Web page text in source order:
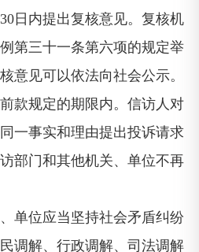
日内提出复核意见。复核机
第三十一条第六项的规定举
意见可以依法向社会公示。
款规定的期限内。信访人对
一事实和理由提出投诉请求
部门和其他机关、单位不再
单位应当坚持社会矛盾纠纷
调解、行政调解、司法调解